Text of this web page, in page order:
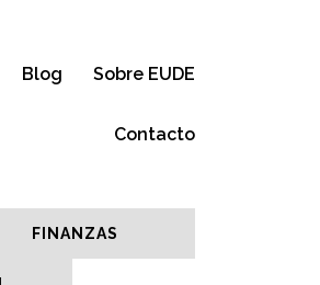
Blog Sobre EUDE
Contacto
FINANZAS